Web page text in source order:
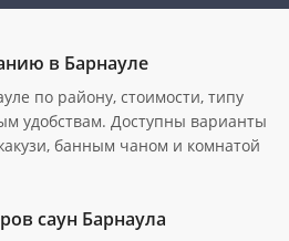
в Барнауле
по району, стоимости, типу
удобствам. Доступны варианты
банным чаном и комнатой
саун Барнаула